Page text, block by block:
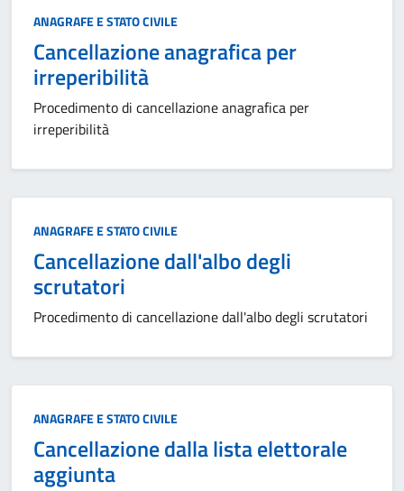
Categoria:
ANAGRAFE E STATO CIVILE
Cancellazione anagrafica per
irreperibilità
Procedimento di cancellazione anagrafica per
irreperibilità
Categoria:
ANAGRAFE E STATO CIVILE
Cancellazione dall'albo degli
scrutatori
Procedimento di cancellazione dall'albo degli scrutatori
Categoria:
ANAGRAFE E STATO CIVILE
Cancellazione dalla lista elettorale
aggiunta